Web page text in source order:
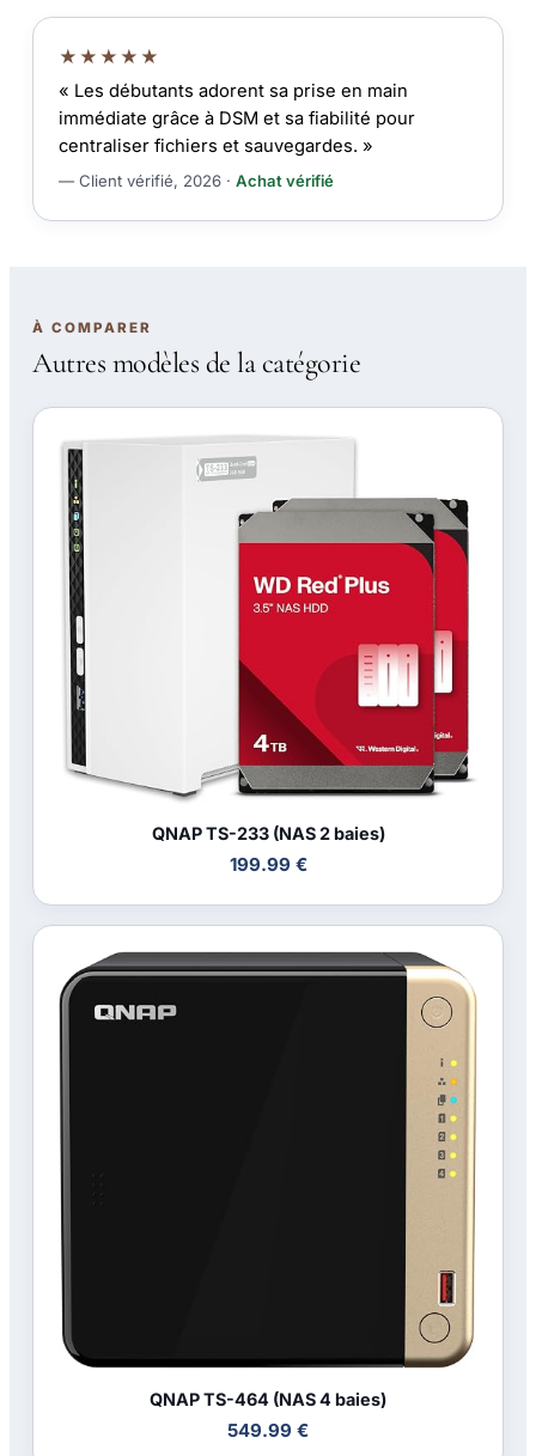
★★★★★
« Les débutants adorent sa prise en main
immédiate grâce à DSM et sa fiabilité pour
centraliser fichiers et sauvegardes. »
— Client vérifié, 2026 · Achat vérifié
À COMPARER
Autres modèles de la catégorie
QNAP TS-233 (NAS 2 baies)
199.99 €
QNAP TS-464 (NAS 4 baies)
549.99 €